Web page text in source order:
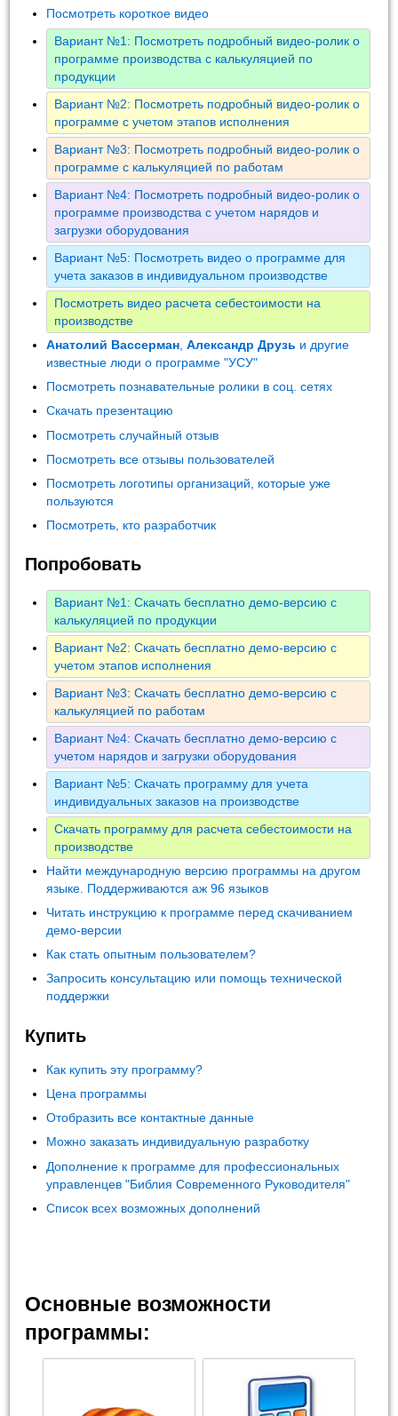
Посмотреть короткое видео
Вариант №1: Посмотреть подробный видео-ролик о
программе производства с калькуляцией по
продукции
Вариант №2: Посмотреть подробный видео-ролик о
программе с учетом этапов исполнения
Вариант №3: Посмотреть подробный видео-ролик о
программе с калькуляцией по работам
Вариант №4: Посмотреть подробный видео-ролик о
программе производства с учетом нарядов и
загрузки оборудования
Вариант №5: Посмотреть видео о программе для
учета заказов в индивидуальном производстве
Посмотреть видео расчета себестоимости на
производстве
Анатолий Вассерман ,Александр Друзь и другие
известные люди о программе "УСУ"
Посмотреть познавательные ролики в соц. сетях
Скачать презентацию
Посмотреть случайный отзыв
Посмотреть все отзывы пользователей
Посмотреть логотипы организаций, которые уже
пользуются
Посмотреть, кто разработчик
Попробовать
Вариант №1: Скачать бесплатно демо-версию с
калькуляцией по продукции
Вариант №2: Скачать бесплатно демо-версию с
учетом этапов исполнения
Вариант №3: Скачать бесплатно демо-версию с
калькуляцией по работам
Вариант №4: Скачать бесплатно демо-версию с
учетом нарядов и загрузки оборудования
Вариант №5: Скачать программу для учета
индивидуальных заказов на производстве
Скачать программу для расчета себестоимости на
производстве
Найти международную версию программы на другом
языке. Поддерживаются аж 96 языков
Читать инструкцию к программе перед скачиванием
демо-версии
Как стать опытным пользователем?
Запросить консультацию или помощь технической
поддержки
Купить
Как купить эту программу?
Цена программы
Отобразить все контактные данные
Можно заказать индивидуальную разработку
Дополнение к программе для профессиональных
управленцев "Библия Современного Руководителя"
Список всех возможных дополнений
Основные возможности
программы: